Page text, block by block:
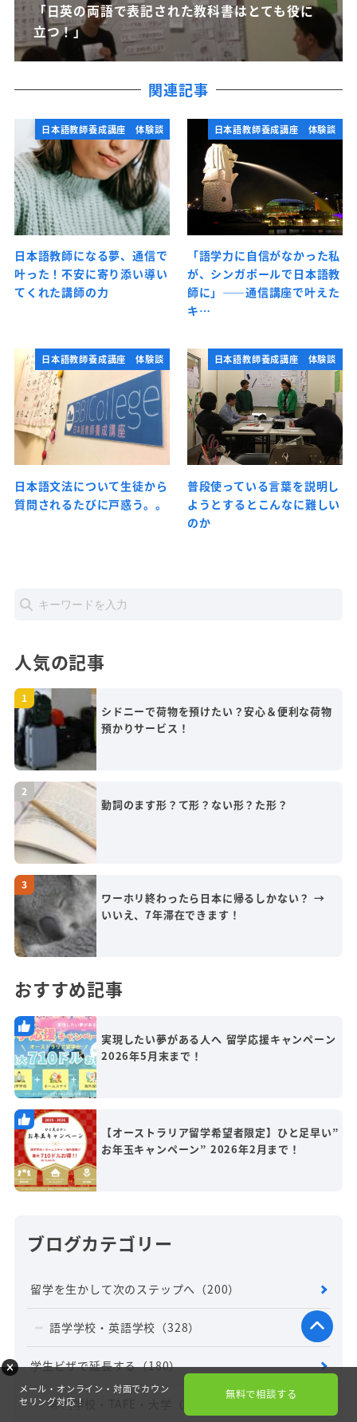
「日英の両語で表記された教科書はとても役に
立つ！」
関連記事
日本語教師養成講座 体験談
日本語教師になる夢、通信で
叶った！不安に寄り添い導い
てくれた講師の力
日本語教師養成講座 体験談
「語学力に自信がなかった私
が、シンガポールで日本語教
師に」――通信講座で叶えた
キ…
日本語教師養成講座 体験談
日本語文法について生徒から
質問されるたびに戸惑う。。
日本語教師養成講座 体験談
普段使っている言葉を説明し
ようとするとこんなに難しい
のか
人気の記事
シドニーで荷物を預けたい？安心＆便利な荷物
預かりサービス！
動詞のます形？て形？ない形？た形？
ワーホリ終わったら日本に帰るしかない？ →
いいえ、7年滞在できます！
おすすめ記事
実現したい夢がある人へ 留学応援キャンペーン
2026年5月末まで！
【オーストラリア留学希望者限定】ひと足早い”
お年玉キャンペーン” 2026年2月まで！
ブログカテゴリー
留学を生かして次のステップへ （200）
語学学校・英語学校 （328）
学生ビザで延長する（180）
専門学校・TAFE・大学
メール・オンライン・対面でカウン
セリング対応！
無料で相談する